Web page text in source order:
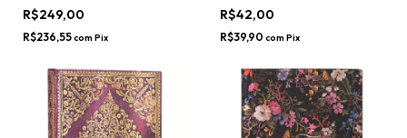
R$249,00
R$236,55com Pix
R$42,00
R$39,90 com Pix